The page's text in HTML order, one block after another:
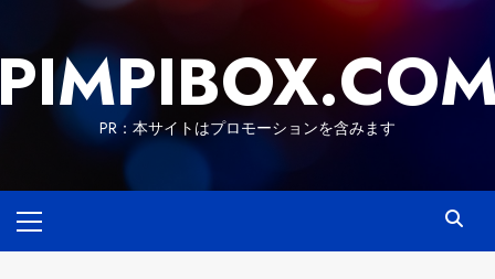
content
PR：本サイトはプロモーションを含みます
Menu